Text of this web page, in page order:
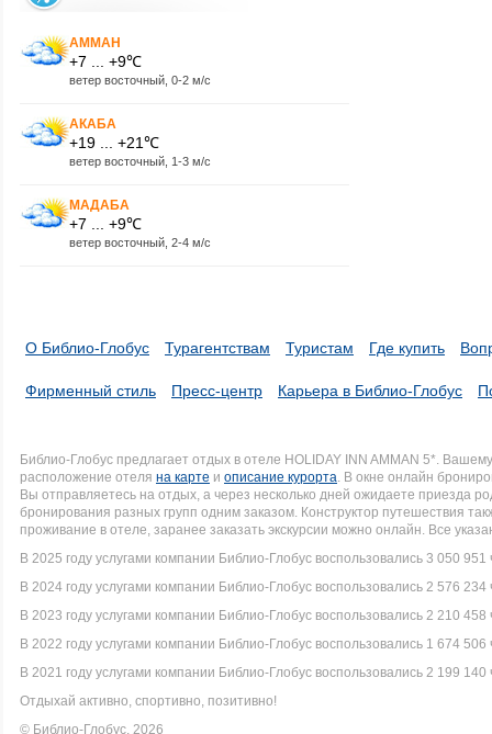
АММАН
+7 ... +9℃
ветер восточный, 0-2 м/с
АКАБА
+19 ... +21℃
ветер восточный, 1-3 м/с
МАДАБА
+7 ... +9℃
ветер восточный, 2-4 м/с
О Библио-Глобус Турагентствам Туристам Где купить
Фирменный стиль Пресс-центр Карьера в Библио-Глобус
Библио-Глобус предлагает отдых в отеле HOLIDAY INN AMMAN 5*.
расположение отеля на карте и описание курорта. В окне онлайн
Вы отправляетесь на отдых, а через несколько дней ожидаете приезда
бронирования разных групп одним заказом. Конструктор путешествия
проживание в отеле, заранее заказать экскурсии можно онлайн. Все
В 2025 году услугами компании Библио-Глобус воспользовались 3 050 951
В 2024 году услугами компании Библио-Глобус воспользовались 2 576 234
В 2023 году услугами компании Библио-Глобус воспользовались 2 210 458
В 2022 году услугами компании Библио-Глобус воспользовались 1 674 506
В 2021 году услугами компании Библио-Глобус воспользовались 2 199 140
Отдыхай активно, спортивно, позитивно!
© Библио-Глобус, 2026